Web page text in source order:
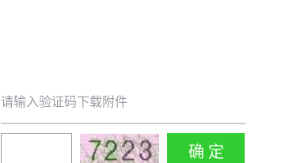
请输入验证码下载附件